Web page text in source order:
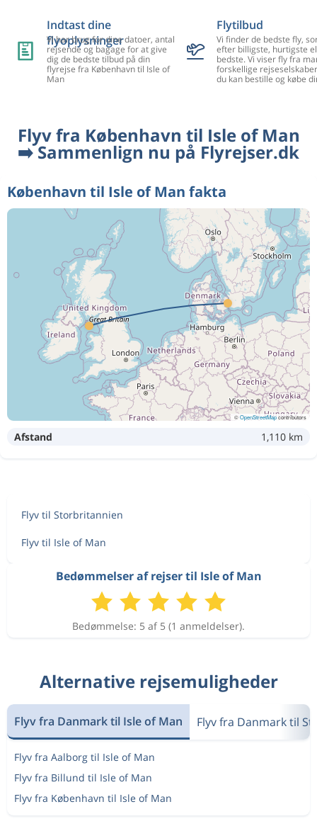
Indtast dine
flyoplysninger
Vi har brug for dine datoer, antal
rejsende og bagage for at give
dig de bedste tilbud på din
flyrejse fra København til Isle of
Man
Flytilbud
Vi finder de bedste fly,
efter billigste, hurtigste
bedste. Vi viser fly fra
forskellige
du kan bestille og købe
Flyv fra København til Isle of Man
➡️ Sammenlign nu på Flyrejser.dk
København til Isle of Man fakta
©OpenStreetMapcontributors
Afstand 1,110 km
Flyv til Storbritannien
Flyv til Isle of Man
Bedømmelser af rejser til Isle of Man
Bedømmelse: 5 af 5 (1 anmeldelser).
Alternative rejsemuligheder
Flyv fra Danmark til Isle of Man Flyv fra Danmark til
Flyv fra Aalborg til Isle of Man
Flyv fra Billund til Isle of Man
Flyv fra København til Isle of Man